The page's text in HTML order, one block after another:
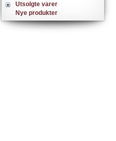
Utsolgte varer
Nye produkter